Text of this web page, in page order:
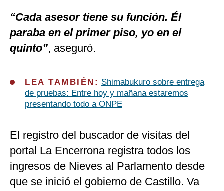
“Cada asesor tiene su función. Él
paraba en el primer piso, yo en el
quinto”, aseguró.
LEA TAMBIÉN: Shimabukuro sobre entrega
de pruebas: Entre hoy y mañana estaremos
presentando todo a ONPE
El registro del buscador de visitas del
portal La Encerrona registra todos los
ingresos de Nieves al Parlamento desde
que se inició el gobierno de Castillo. Va